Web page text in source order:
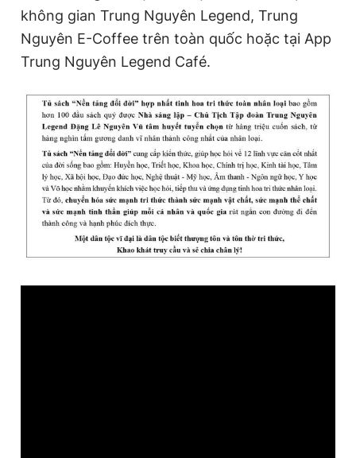
không gian Trung Nguyên Legend, Trung
Nguyên E-Coffee trên toàn quốc hoặc tại App
Trung Nguyên Legend Café.